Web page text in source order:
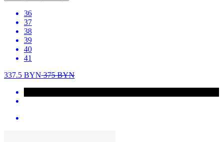
36
37
38
39
40
41
337.5 BYN375BYN